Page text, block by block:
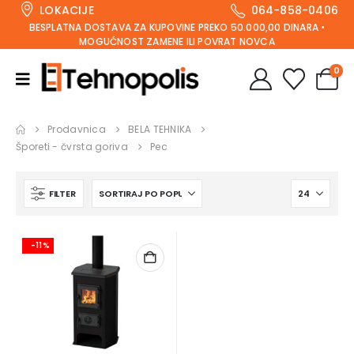
LOKACIJE 064-858-0406
BESPLATNA DOSTAVA ZA KUPOVINE PREKO 50.000,00 DINARA •
MOGUĆNOST ZAMENE ILI POVRAT NOVCA
0
Prodavnica
BELA TEHNIKA
Šporeti - čvrsta goriva
Pec
FILTER
-11%